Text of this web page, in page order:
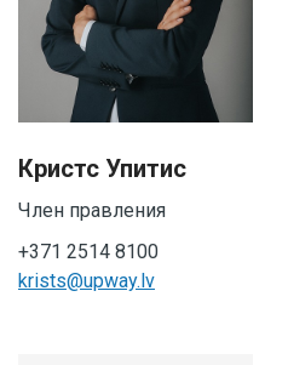
Кристс Упитис
Член правления
+371 2514 8100
krists@upway.lv